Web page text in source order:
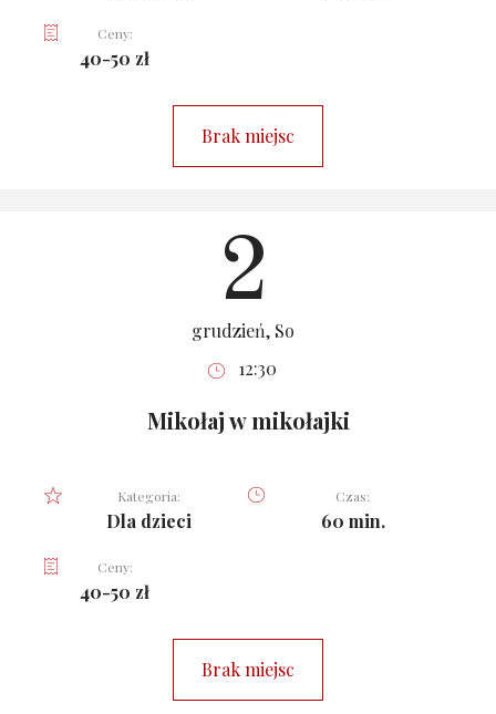
Ceny:
40-50 zł
Brak miejsc
2
grudzień, So
12:30
Mikołaj w mikołajki
Kategoria:
Dla dzieci
Czas:
60 min.
Ceny:
40-50 zł
Brak miejsc